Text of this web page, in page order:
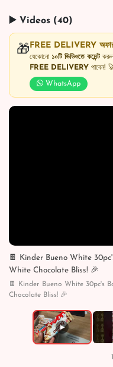
▶️ Videos (40)
🎁FREE DELIVERY
যেকোনো ১০টি ভিডিওতে কমেন্টকরুন
FREE DELIVERY পাবেন!
WhatsApp
🍫 Kinder Bueno White
White Chocolate Bliss! 🎉
🍫 Kinder Bueno White 30pc's
Chocolate Bliss! 🎉
▶